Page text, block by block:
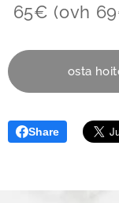
65€ (ovh
osta
Share